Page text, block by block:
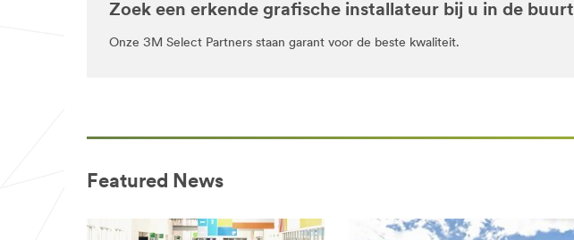
Aircraft
area
Graphics
Signs
url**
verlichte
/3M/nl_BE/company-
3m-
Zoek een erkende grafische installateur bij u in de buurt
Onze 3M Select Partners staan garant voor de beste kwaliteit.
Featured News